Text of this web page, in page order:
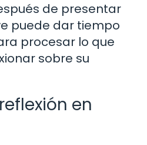
de presentar
puede dar tiempo
procesar lo que
sobre su
en